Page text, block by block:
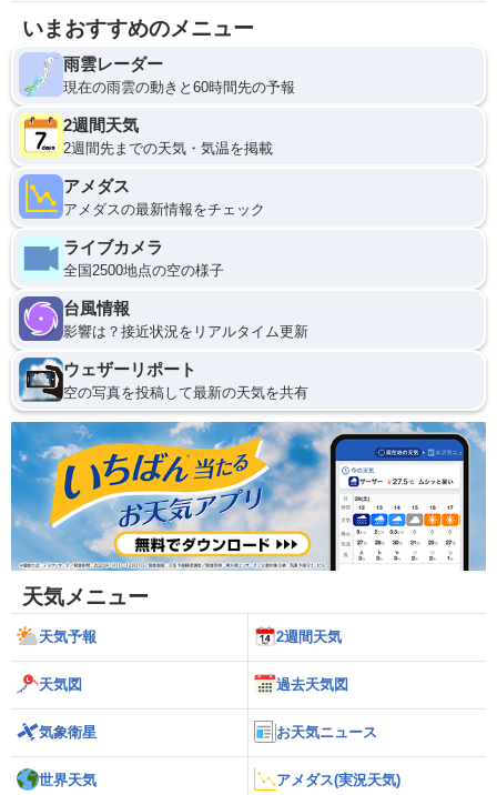
いまおすすめのメニュー
雨雲レーダー
現在の雨雲の動きと60時間先の予報
2週間天気
2週間先までの天気・気温を掲載
アメダス
アメダスの最新情報をチェック
ライブカメラ
全国2500地点の空の様子
台風情報
影響は？接近状況をリアルタイム更新
ウェザーリポート
空の写真を投稿して最新の天気を共有
天気メニュー
天気予報 2週間天気
天気図 過去天気図
気象衛星 お天気ニュース
世界天気 アメダス(実況天気)